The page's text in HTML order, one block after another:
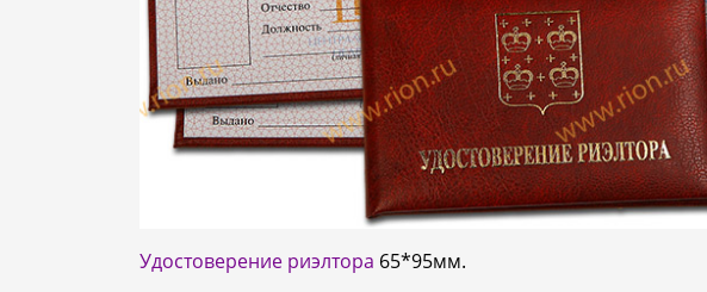
Удостоверение риэлтора 65*95мм.